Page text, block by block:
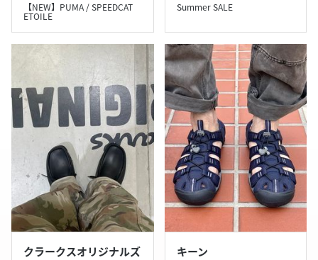
【NEW】PUMA / SPEEDCAT
ETOILE
Summer SALE
クラークスオリジナルズ キーン